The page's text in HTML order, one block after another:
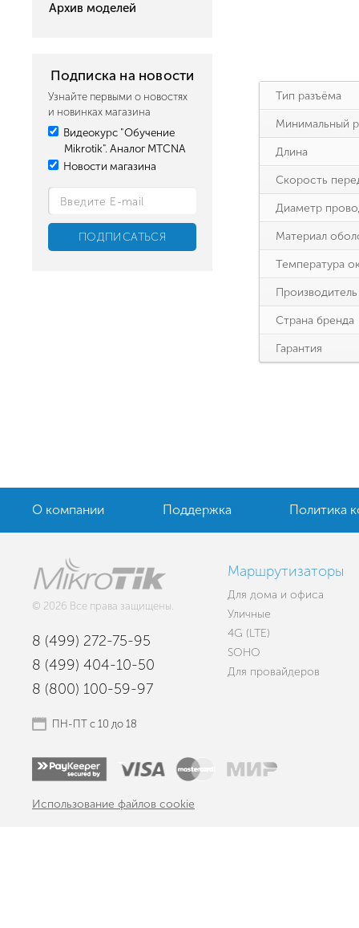
Архив моделей
Подписка на новости
Узнайте первыми о новостях
и новинках магазина
Видеокурс "Обучение
Mikrotik". Аналог MTCNA
Новости магазина
Тип разъёма
Минимальный
Длина
Скорость
Диаметр
Материал
Температура
Производитель
Страна бренда
Гарантия
О компании Поддержка Политика
© 2026 Все права защищены.
8 (499) 272-75-95
8 (499) 404-10-50
8 (800) 100-59-97
ПН-ПТ с 10 до 18
Маршрутизаторы
Для дома и офиса
Уличные
4G (LTE)
SOHO
Для провайдеров
Использование файлов cookie